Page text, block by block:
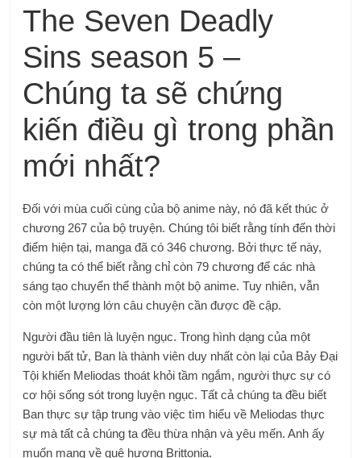
The Seven Deadly
Sins season 5 –
Chúng ta sẽ chứng
kiến ​​điều gì trong phần
mới nhất?
Đối với mùa cuối cùng của bộ anime này, nó đã kết thúc ở
chương 267 của bộ truyện. Chúng tôi biết rằng tính đến thời
điểm hiện tại, manga đã có 346 chương. Bởi thực tế này,
chúng ta có thể biết rằng chỉ còn 79 chương để các nhà
sáng tạo chuyển thể thành một bộ anime. Tuy nhiên, vẫn
còn một lượng lớn câu chuyện cần được đề cập.
Người đầu tiên là luyện ngục. Trong hình dạng của một
người bất tử, Ban là thành viên duy nhất còn lại của Bảy Đại
Tội khiến Meliodas thoát khỏi tầm ngắm, người thực sự có
cơ hội sống sót trong luyện ngục. Tất cả chúng ta đều biết
Ban thực sự tập trung vào việc tìm hiểu về Meliodas thực
sự mà tất cả chúng ta đều thừa nhận và yêu mến. Anh ấy
muốn mang về quê hương Brittonia.